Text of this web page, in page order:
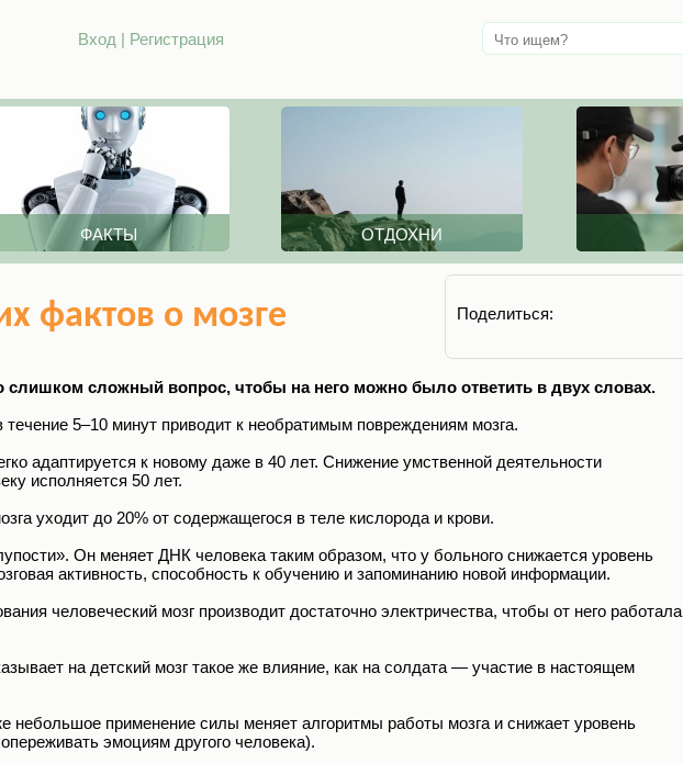
Вход | Регистрация
ФАКТЫ ОТДОХНИ
фактов о мозге Поделиться:
слишком сложный вопрос, чтобы на него можно было ответить в двух словах.
течение 5–10 минут приводит к необратимым повреждениям мозга.
адаптируется к новому даже в 40 лет. Снижение умственной деятельности
исполняется 50 лет.
уходит до 20% от содержащегося в теле кислорода и крови.
Он меняет ДНК человека таким образом, что у больного снижается уровень
активность, способность к обучению и запоминанию новой информации.
человеческий мозг производит достаточно электричества, чтобы от него работала
на детский мозг такое же влияние, как на солдата — участие в настоящем
небольшое применение силы меняет алгоритмы работы мозга и снижает уровень
эмоциям другого человека).